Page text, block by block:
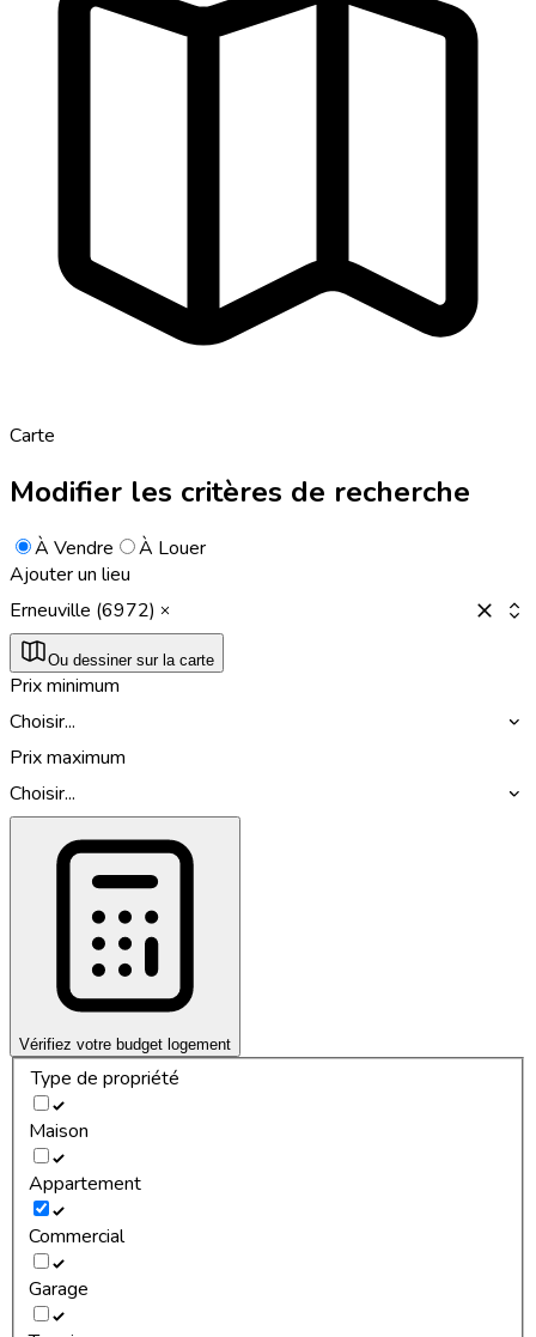
Carte
Modifier les critères de recherche
À Vendre
À Louer
Ajouter un lieu
Erneuville (6972)
Ou dessiner sur la carte
Prix minimum
Choisir...
Prix maximum
Choisir...
Vérifiez votre budget logement
Type de propriété
Maison
Appartement
Commercial
Garage